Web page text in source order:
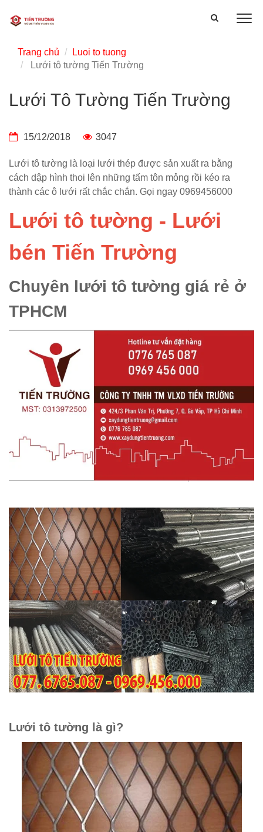
Lưới Tô Tường Tiến Trường
15/12/2018 3047
Lưới tô tường là loại lưới thép được sản xuất ra bằng
cách dập hình thoi lên những tấm tôn mỏng rồi kéo ra
thành các ô lưới rất chắc chắn. Gọi ngay 0969456000
Lưới tô tường - Lưới
bén Tiến Trường
Chuyên lưới tô tường giá rẻ ở
TPHCM
Lưới tô tường là gì?
Trang chủ
Luoi to tuong
Lưới tô tường Tiến Trường